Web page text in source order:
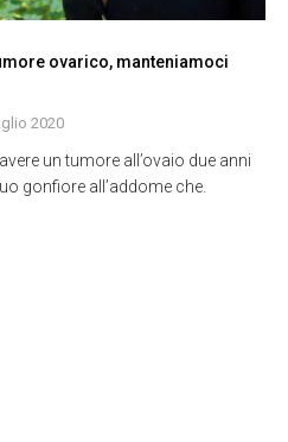
ovarico, manteniamoci
2020
un tumore all’ovaio due anni
gonfiore all’addome che.